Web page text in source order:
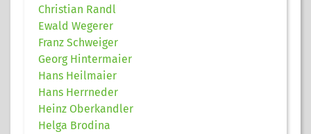
Christian Randl
Ewald Wegerer
Franz Schweiger
Georg Hintermaier
Hans Heilmaier
Hans Herrneder
Heinz Oberkandler
Helga Brodina